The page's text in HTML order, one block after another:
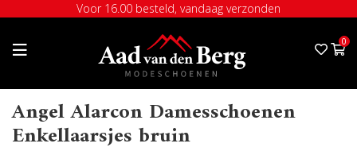
Voor 16.00 besteld, vandaag verzonden
0
Angel Alarcon Damesschoenen
Enkellaarsjes bruin